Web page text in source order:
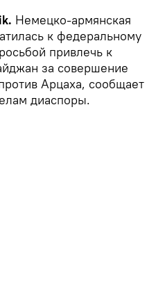
Немецко-армянская
к федеральному
привлечь к
за совершение
Арцаха, сообщает
диаспоры.